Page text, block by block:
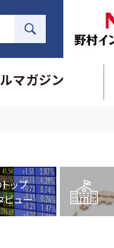
マガジン
ップ
ビュー